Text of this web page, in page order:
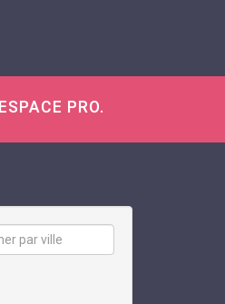
ESPACE PRO.